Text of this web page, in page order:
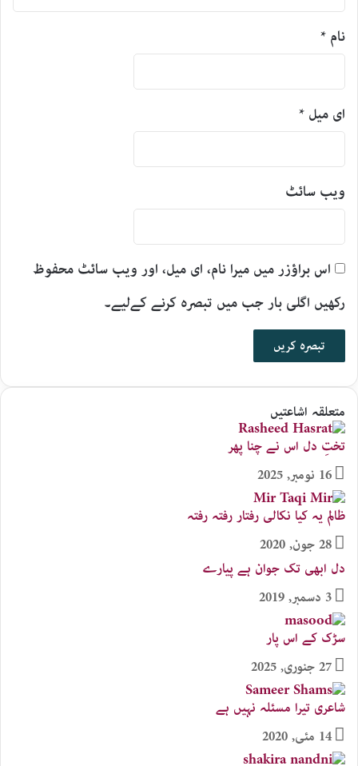
نام *
ای میل *
ویب‌ سائٹ
اس براؤزر میں میرا نام، ای میل، اور ویب سائٹ محفوظ
رکھیں اگلی بار جب میں تبصرہ کرنے کےلیے۔
متعلقہ اشاعتیں
تختِ دل اس نے چنا پھر
16 نومبر, 2025
ظالم یہ کیا نکالی رفتار رفتہ رفتہ
28 جون, 2020
دل ابھی تک جوان ہے پیارے
3 دسمبر, 2019
سڑک کے اس پار
27 جنوری, 2025
شاعری تیرا مسئلہ نہیں ہے
14 مئی, 2020